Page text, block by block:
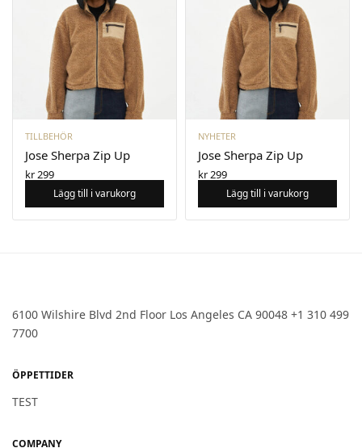
TILLBEHÖR
Jose Sherpa Zip Up
kr299
Lägg till i varukorg
NYHETER
Jose Sherpa Zip Up
kr299
Lägg till i varukorg
6100 Wilshire Blvd 2nd Floor Los Angeles CA 90048 +1 310 499
7700
ÖPPETTIDER
TEST
COMPANY